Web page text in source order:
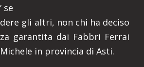
se
gli altri, non chi ha deciso
garantita dai Fabbri Ferrai
in provincia di Asti.